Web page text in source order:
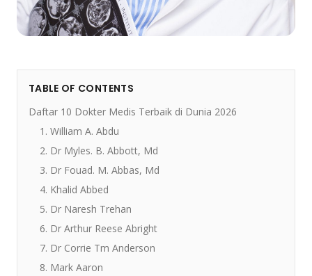
TABLE OF CONTENTS
Daftar 10 Dokter Medis Terbaik di Dunia 2026
1. William A. Abdu
2. Dr Myles. B. Abbott, Md
3. Dr Fouad. M. Abbas, Md
4. Khalid Abbed
5. Dr Naresh Trehan
6. Dr Arthur Reese Abright
7. Dr Corrie Tm Anderson
8. Mark Aaron